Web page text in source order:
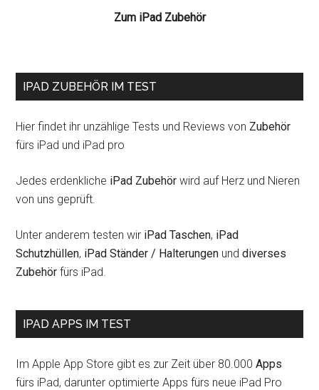
Zum iPad Zubehör
IPAD ZUBEHÖR IM TEST
Hier findet ihr unzählige Tests und Reviews von Zubehör
fürs iPad und iPad pro
Jedes erdenkliche iPad Zubehör wird auf Herz und Nieren
von uns geprüft.
Unter anderem testen wir iPad Taschen, iPad
Schutzhüllen, iPad Ständer / Halterungen unddiverses
Zubehör fürs iPad.
IPAD APPS IM TEST
Im Apple App Store gibt es zur Zeit über 80.000Apps
fürs iPad, darunter optimierte Apps fürs neue iPad Pro